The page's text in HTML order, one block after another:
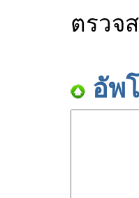
ตรวจ
อัพ